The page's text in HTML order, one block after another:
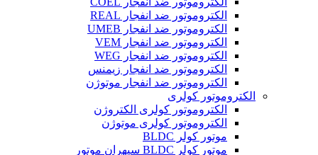
الکتروموتور ضد انفجار REAL
الکتروموتور ضد انفجار UMEB
الکتروموتور ضد انفجار VEM
الکتروموتور ضد انفجار WEG
الکتروموتور ضد انفجار زیمنس
الکتروموتور ضد انفجار موتوژن
الکتروموتور کولری
الکتروموتور کولری الکتروژن
الکتروموتور کولری موتوژن
موتور کولر BLDC
موتور کولر BLDC سپهران موتور